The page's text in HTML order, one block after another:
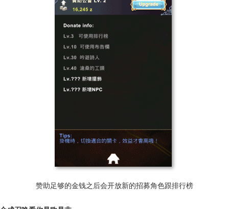
赞助足够的金钱之后会开放新的招募角色跟排行榜